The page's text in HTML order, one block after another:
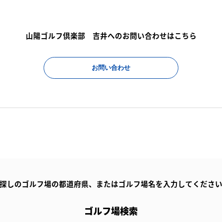
山陽ゴルフ倶楽部 吉井へのお問い合わせはこちら
お問い合わせ
しのゴルフ場の都道府県、 またはゴルフ場名を入力してくださ
ゴルフ場検索